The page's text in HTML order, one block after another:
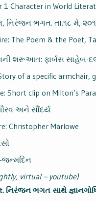
Character in World
નિરંજન ભગત. તા.૧૮ મે,
The Poem & the Poet,
શરૂઆત: ફાર્બસ સાહેબ-
of a specific armchair,
Short clip on Milton’s
અને સૌંદર્ય
Christopher Marlowe
-જન્મદિન
virtual – youtube)
નિરંજન ભગત સાથે